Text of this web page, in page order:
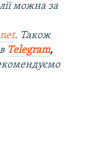
можна за
. Також
Telegram,